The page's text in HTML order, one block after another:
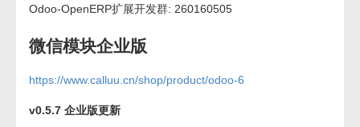
Odoo-OpenERP扩展开发群: 260160505
微信模块企业版
https://www.calluu.cn/shop/product/odoo-6
v0.5.7 企业版更新